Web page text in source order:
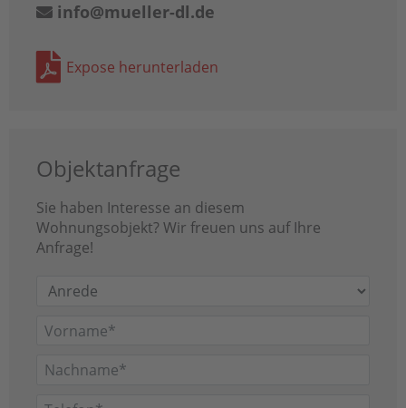
info@mueller-dl.de
Expose herunterladen
Objektanfrage
Sie haben Interesse an diesem
Wohnungsobjekt? Wir freuen uns auf Ihre
Anfrage!
Anrede
Vorname
Nachname
Telefon